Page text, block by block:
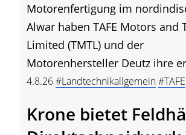
Motorenfertigung im
Alwar haben TAFE Motors and
Limited (TMTL) und der
Motorenhersteller Deutz ihre
4.8.26#Landtechnikallgemein#TAFE
Krone bietet